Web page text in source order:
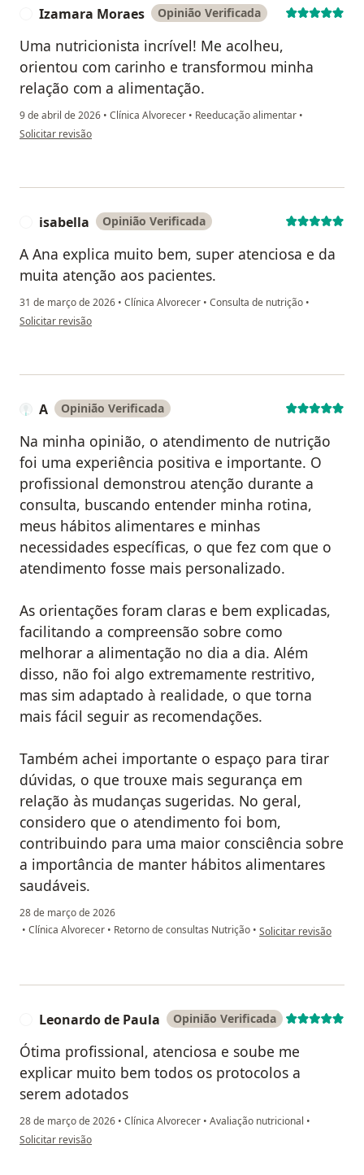
Izamara Moraes Opinião Verificada
Uma nutricionista incrível! Me acolheu,
orientou com carinho e transformou minha
relação com a alimentação.
9 de abril de 2026 • Clínica Alvorecer • Reeducação alimentar •
na opinião do utilizador Izamara Moraes
Solicitar revisão
isabella Opinião Verificada
A Ana explica muito bem, super atenciosa e da
muita atenção aos pacientes.
31 de março de 2026 • Clínica Alvorecer • Consulta de nutrição •
na opinião do utilizador isabella
Solicitar revisão
A Opinião Verificada
Na minha opinião, o atendimento de nutrição
foi uma experiência positiva e importante. O
profissional demonstrou atenção durante a
consulta, buscando entender minha rotina,
meus hábitos alimentares e minhas
necessidades específicas, o que fez com que o
atendimento fosse mais personalizado.
As orientações foram claras e bem explicadas,
facilitando a compreensão sobre como
melhorar a alimentação no dia a dia. Além
disso, não foi algo extremamente restritivo,
mas sim adaptado à realidade, o que torna
mais fácil seguir as recomendações.
Também achei importante o espaço para tirar
dúvidas, o que trouxe mais segurança em
relação às mudanças sugeridas. No geral,
considero que o atendimento foi bom,
contribuindo para uma maior consciência sobre
a importância de manter hábitos alimentares
saudáveis.
28 de março de 2026
• Clínica Alvorecer • Retorno de consultas Nutrição • na opinião do
Solicitar revisão
Leonardo de Paula Opinião Verificada
Ótima profissional, atenciosa e soube me
explicar muito bem todos os protocolos a
serem adotados
28 de março de 2026 • Clínica Alvorecer • Avaliação nutricional •
na opinião do utilizador Leonardo de Paula
Solicitar revisão